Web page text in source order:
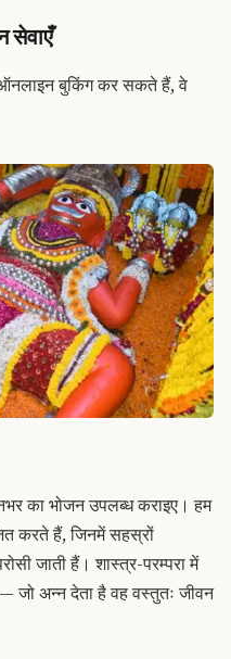
सेवाएँ
बुकिंग कर सकते हैं, वे
का भोजन उपलब्ध कराइए। हम
करते हैं, जिनमें सहस्रों
जाती हैं। शास्त्र-परम्परा में
— जो अन्न देता है वह वस्तुतः जीवन